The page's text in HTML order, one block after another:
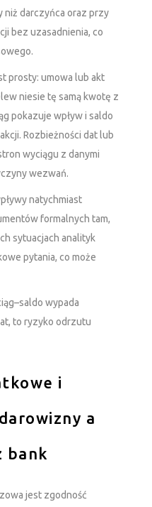
niż darczyńca oraz przy
bez uzasadnienia, co
prosty: umowa lub akt
niesie tę samą kwotę z
pokazuje wpływ i saldo
Rozbieżności dat lub
wyciągu z danymi
wezwań.
natychmiast
formalnych tam,
sytuacjach analityk
pytania, co może
wypada
to ryzyko odrzutu
i
a
bank
jest zgodność